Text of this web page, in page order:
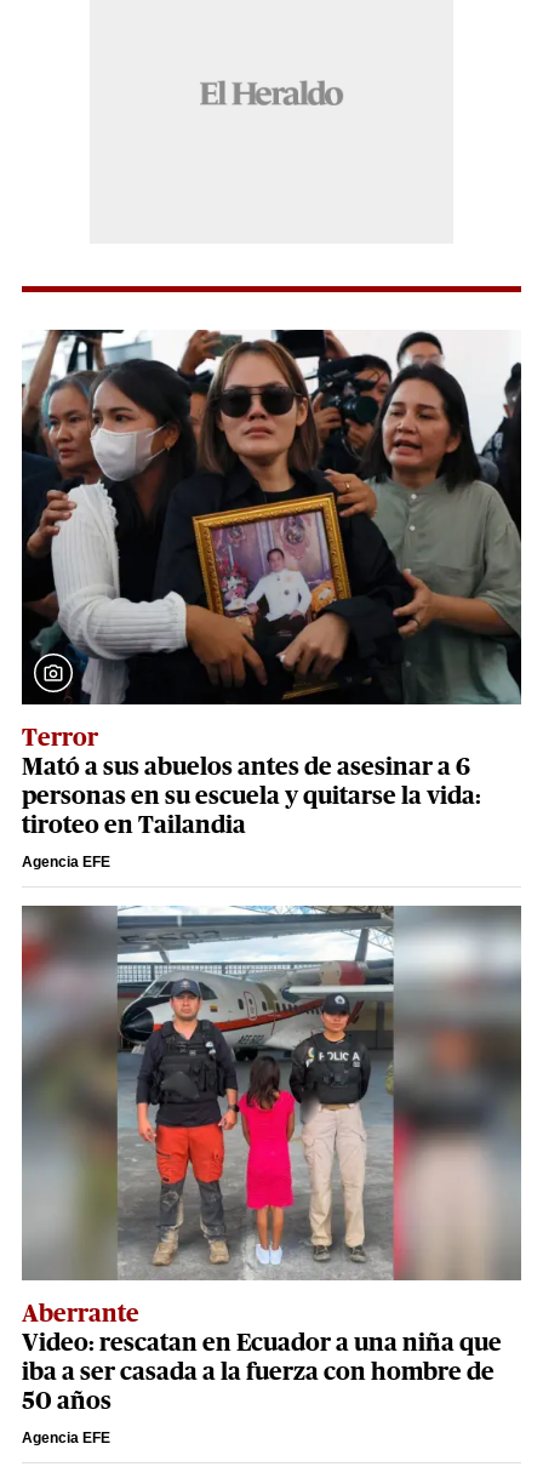
Terror
Mató a sus abuelos antes de asesinar a 6
personas en su escuela y quitarse la vida:
tiroteo en Tailandia
Agencia EFE
Aberrante
Video: rescatan en Ecuador a una niña que
iba a ser casada a la fuerza con hombre de
50 años
Agencia EFE